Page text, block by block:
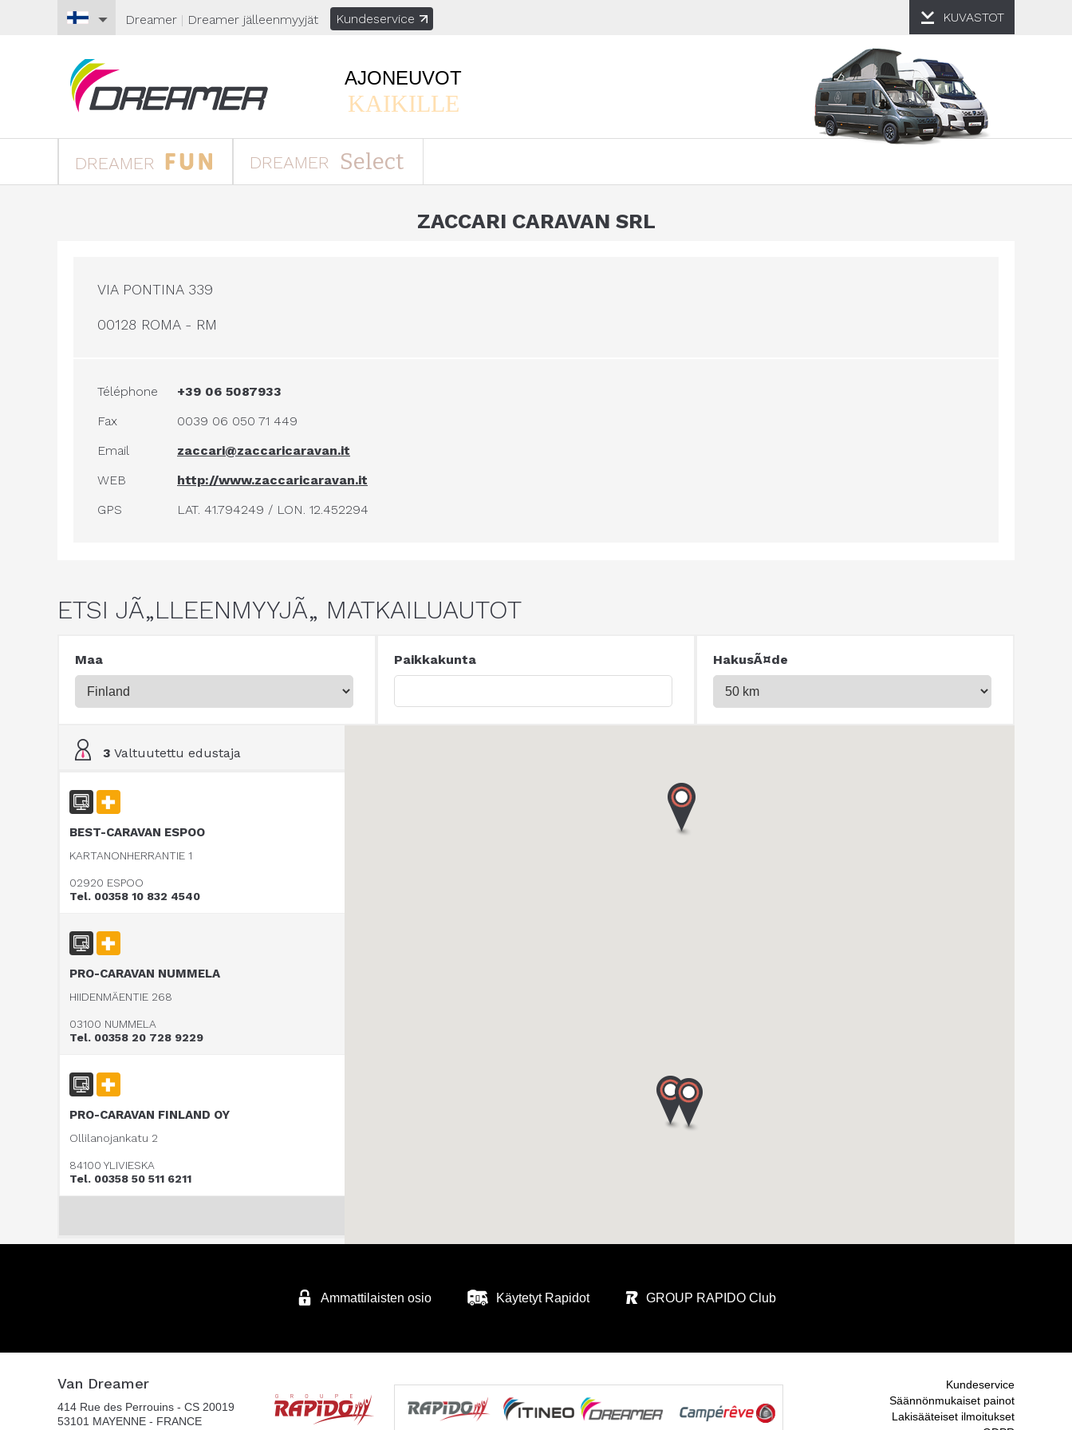
KUVASTOT
Dreamer | Dreamer jälleenmyyjät Kundeservice
AJONEUVOT
KAIKILLE
DREAMER DREAMER Select
ZACCARI CARAVAN SRL
VIA PONTINA 339
00128 ROMA - RM
Téléphone
+39 06 5087933
Fax
0039 06 050 71 449
Email
zaccari@zaccaricaravan.it
WEB
http://www.zaccaricaravan.it
GPS
LAT. 41.794249 / LON. 12.452294
ETSI JÃ„LLEENMYYJÃ„ MATKAILUAUTOT
Maa Paikkakunta HakusÃ¤de
3 Valtuutettu edustaja
BEST-CARAVAN ESPOO
KARTANONHERRANTIE 1
02920 ESPOO
Tel. 00358 10 832 4540
PRO-CARAVAN NUMMELA
HIIDENMÄENTIE 268
03100 NUMMELA
Tel. 00358 20 728 9229
PRO-CARAVAN FINLAND OY
Ollilanojankatu 2
84100 YLIVIESKA
Tel. 00358 50 511 6211
Ammattilaisten osio Käytetyt Rapidot GROUP RAPIDO Club
Van Dreamer
414 Rue des Perrouins - CS 20019
53101 MAYENNE - FRANCE
Kundeservice
Säännönmukaiset painot
Lakisääteiset ilmoitukset